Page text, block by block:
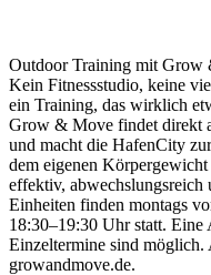
Outdoor Training mit Grow
Kein Fitnessstudio, keine
ein Training, das wirklich
Grow & Move findet direkt
und macht die HafenCity
dem eigenen
effektiv, abwechslungsreich
Einheiten finden montags
18:30–19:30 Uhr statt.
Einzeltermine sind
growandmove.de.